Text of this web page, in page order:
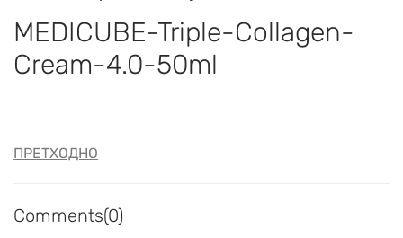
MEDICUBE-Triple-Collagen-
Cream-4.0-50ml
ПРЕТХОДНО
Comments(0)